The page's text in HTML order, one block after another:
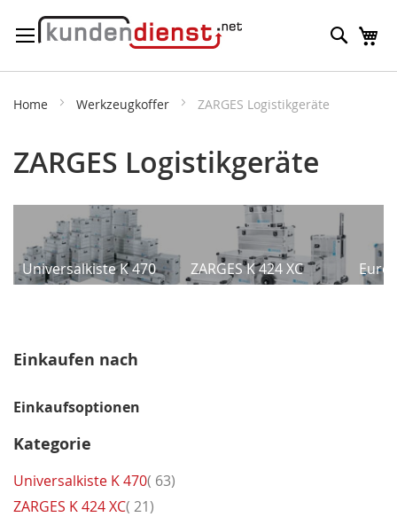
zum
Suche
Home Werkzeugkoffer ZARGES Logistikgeräte
ZARGES Logistikgeräte
Universalkiste K 470 ZARGES K 424 XC
Einkaufen nach
Einkaufsoptionen
Kategorie
Universalkiste K 470 63Artikel
ZARGES K 424 XC 21Artikel